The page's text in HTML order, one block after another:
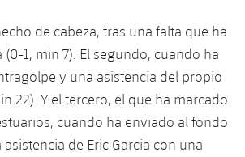
hielo
de cabeza, tras una falta que ha
1, min 7). El segundo, cuando ha
y una asistencia del propio
22). Y el tercero, el que ha marcado
cuando ha enviado al fondo
de Eric Garcia con una